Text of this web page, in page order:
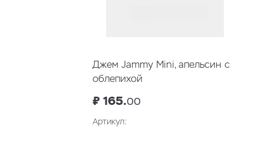
Джем Jammy Mini, апельсин с
облепихой
₽ 165.00
Артикул: